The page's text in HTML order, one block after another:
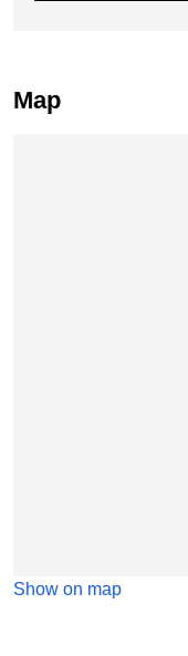
Map
Show on map